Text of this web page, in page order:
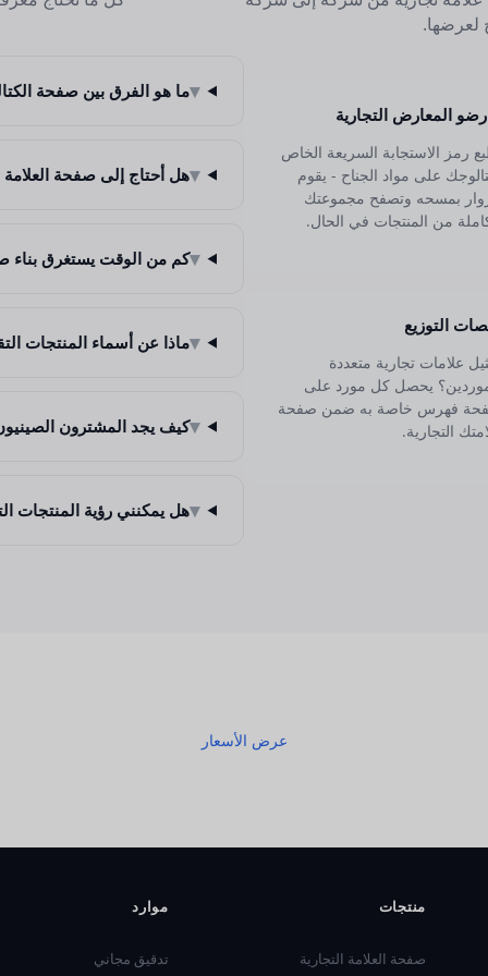
المعارض التجارية
رمز الاستجابة السريعة الخاص
على مواد الجناح - يقوم
بمسحه وتصفح مجموعتك
من المنتجات في الحال.
التوزيع
علامات تجارية متعددة
يحصل كل مورد على
فهرس خاصة به ضمن صفحة
التجارية.
▾ما هو الفرق بين صفحة
▾هل أحتاج إلى صفحة العلامة
▾كم من الوقت يستغرق بناء
▾ماذا عن أسماء المنتجات
▾كيف يجد المشترون
▾هل يمكنني رؤية المنتجات
عرض الأسعار
منتجات
صفحة العلامة التجارية
موارد
تدقيق مجاني